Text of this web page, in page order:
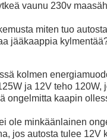
vaunu 230v
miten tuo
jääkaappia
kolmen
ja 12V teho 120W,
ongelmitta kaapin
ole minkäänlainen
jos autosta tulee 12V